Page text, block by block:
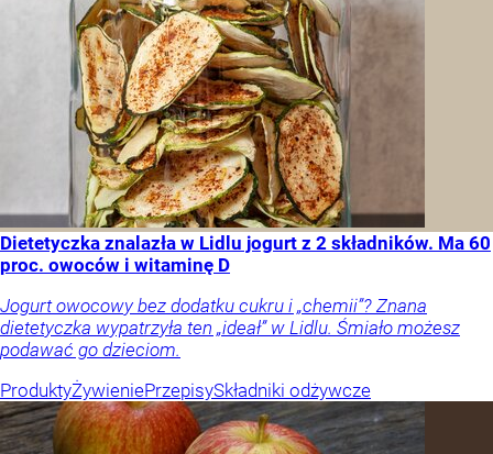
Dietetyczka znalazła w Lidlu jogurt z 2 składników. Ma 60
proc. owoców i witaminę D
Jogurt owocowy bez dodatku cukru i „chemii”? Znana
dietetyczka wypatrzyła ten „ideał” w Lidlu. Śmiało możesz
podawać go dzieciom.
ProduktyŻywieniePrzepisySkładniki odżywcze